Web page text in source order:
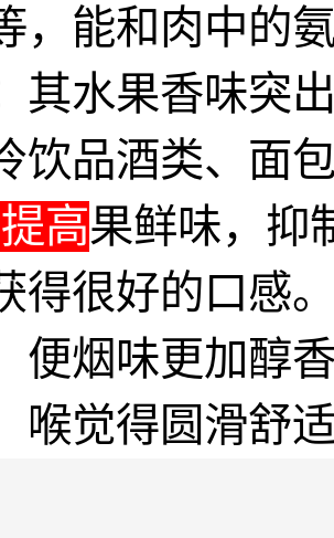
，能和肉中的
其水果香味突
饮品酒类、 面
高果鲜味，抑
得很好的口感
便烟味更加醇
喉觉得圆滑舒